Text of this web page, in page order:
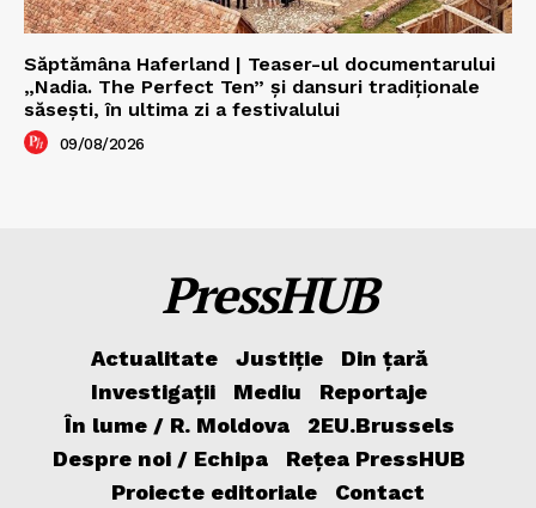
Săptămâna Haferland | Teaser-ul documentarului
„Nadia. The Perfect Ten” şi dansuri tradiţionale
săseşti, în ultima zi a festivalului
09/08/2026
PressHUB
Actualitate Justiție
Din țară
Investigații
Mediu
Reportaje
În lume / R. Moldova
2EU.Brussels
Despre noi / Echipa
Rețea PressHUB
Proiecte editoriale
Contact